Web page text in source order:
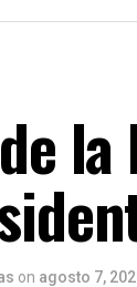
on agosto 7,